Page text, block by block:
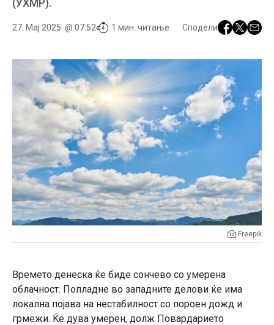
(УХМР).
27. Мај 2025. @ 07:52 1 мин. читање Сподели
Freepik
Времето денеска ќе биде сончево со умерена
облачност. Попладне во западните делови ќе има
локална појава на нестабилност со пороен дожд и
грмежи. Ќе дува умерен, долж Повардарието